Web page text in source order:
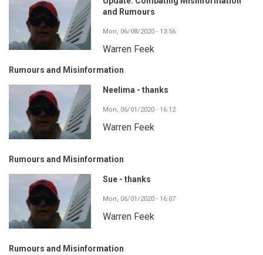
and Rumours
Mon, 06/08/2020 - 13:56
Warren Feek
Rumours and Misinformation
Neelima - thanks
Mon, 06/01/2020 - 16:12
Warren Feek
Rumours and Misinformation
Sue - thanks
Mon, 06/01/2020 - 16:07
Warren Feek
Rumours and Misinformation